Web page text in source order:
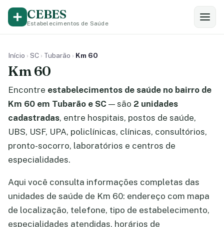
CEBES
Estabelecimentos de Saúde
Início › SC › Tubarão › Km 60
Km 60
Encontre estabelecimentos de saúde no bairro de
Km 60 em Tubarão e SC — são 2 unidades
cadastradas, entre hospitais, postos de saúde,
UBS, USF, UPA, policlínicas, clínicas, consultórios,
pronto-socorro, laboratórios e centros de
especialidades.
Aqui você consulta informações completas das
unidades de saúde de Km 60: endereço com mapa
de localização, telefone, tipo de estabelecimento,
especialidades atendidas, horários de